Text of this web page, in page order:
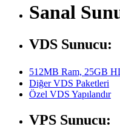
Sanal
VDS Sunucu:
512MB Ram, 25GB
Diğer VDS Paketleri
Özel VDS Yapılandır
VPS Sunucu: